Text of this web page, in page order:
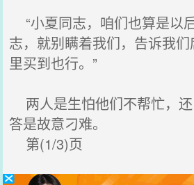
“小夏同志，咱们也算是以
志，就别瞒着我们，告诉我
里买到也行。”
两人是生怕他们不帮忙，
答是故意刁难。
第(1/3)页